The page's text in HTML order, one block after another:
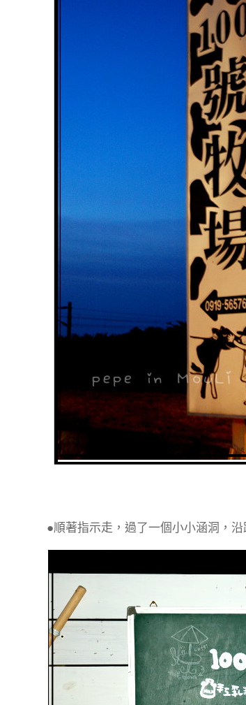
●順著指示走，過了一個小小涵洞，